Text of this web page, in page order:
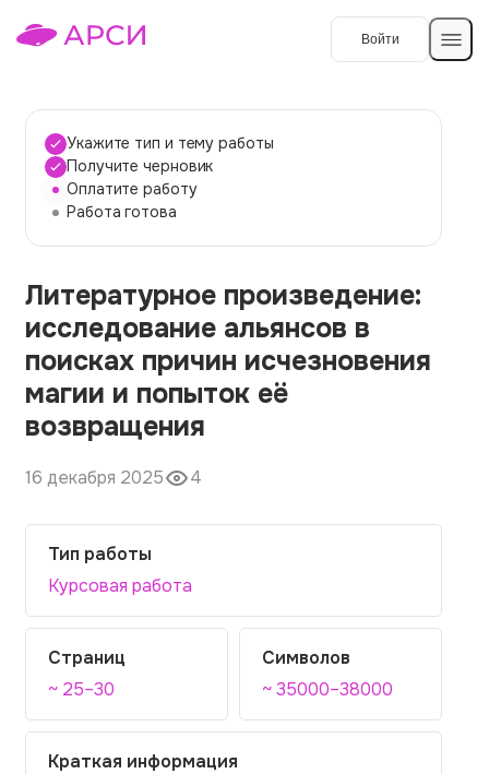
Войти
Темы работ
О сервисе
О компании
Наши гарантии
Порядок оплаты
Вопросы и ответы
Отзывы
Контакты
Укажите тип и тему работы
Получите черновик
Оплатите работу
Работа готова
Литературное произведение:
исследование альянсов в
поисках причин исчезновения
магии и попыток её
возвращения
16 декабря 2025 4
Тип работы
Курсовая работа
Страниц
~ 25–30
Символов
~ 35000–38000
Краткая информация